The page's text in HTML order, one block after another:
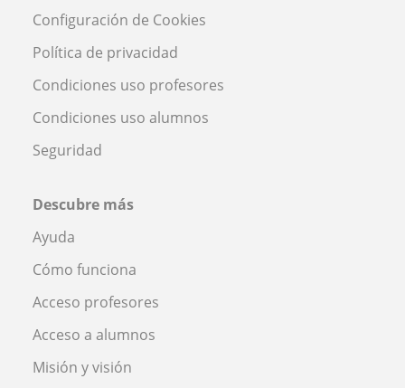
Configuración de Cookies
Política de privacidad
Condiciones uso profesores
Condiciones uso alumnos
Seguridad
Descubre más
Ayuda
Cómo funciona
Acceso profesores
Acceso a alumnos
Misión y visión